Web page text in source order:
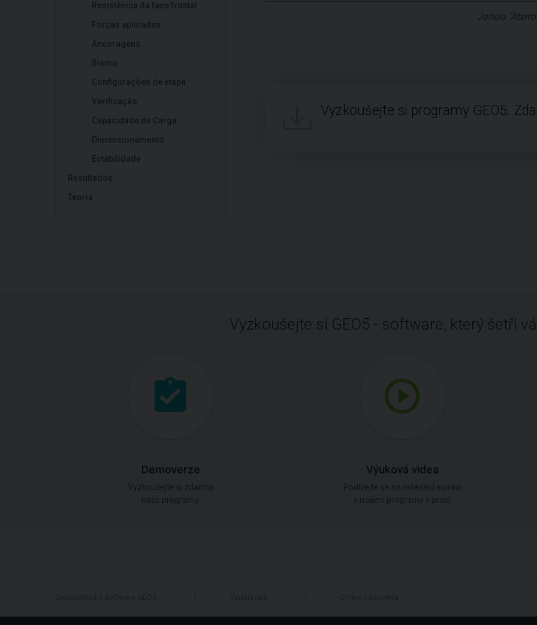
Resistência da face frontal
Forças aplicadas
Ancoragens
Sismo
Configurações de etapa
Verificação
Capacidade de Carga
Dimensionamento
Estabilidade
Resultados
Teoria
Janela
Vyzkoušejte si programy GEO5.
Vyzkoušejte si GEO5 - software, který šetří
Demoverze Výuková videa